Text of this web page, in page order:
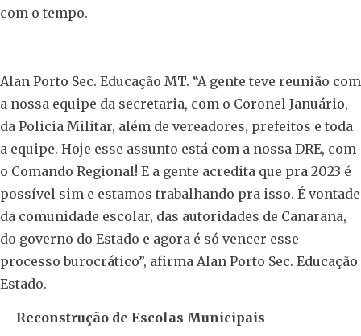
com o tempo.
Alan Porto Sec. Educação MT. “A gente teve reunião com
a nossa equipe da secretaria, com o Coronel Januário,
da Policia Militar, além de vereadores, prefeitos e toda
a equipe. Hoje esse assunto está com a nossa DRE, com
o Comando Regional! E a gente acredita que pra 2023 é
possível sim e estamos trabalhando pra isso. É vontade
da comunidade escolar, das autoridades de Canarana,
do governo do Estado e agora é só vencer esse
processo burocrático”, afirma Alan Porto Sec. Educação
Estado.
Reconstrução de Escolas Municipais